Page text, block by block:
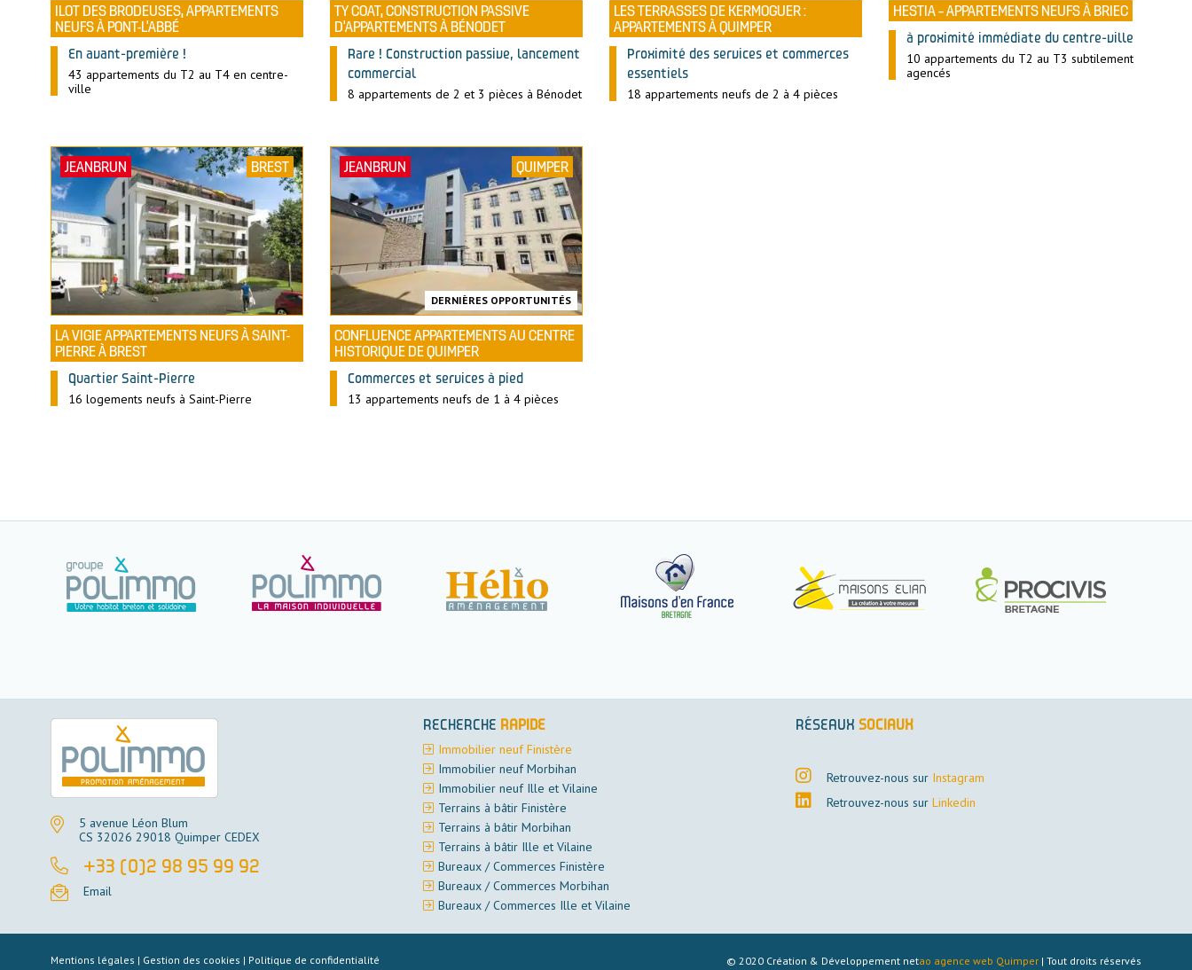
ILOT DES BRODEUSES, APPARTEMENTS
NEUFS À PONT-L’ABBÉ
En avant-première !
43 appartements du T2 au T4 en centre-
ville
TY COAT, CONSTRUCTION PASSIVE
D’APPARTEMENTS À BÉNODET
Rare ! Construction passive, lancement
commercial
8 appartements de 2 et 3 pièces à Bénodet
LES TERRASSES DE KERMOGUER :
APPARTEMENTS À QUIMPER
Proximité des services et commerces
essentiels
18 appartements neufs de 2 à 4 pièces
HESTIA – APPARTEMENTS NEUFS À BRIEC
à proximité immédiate du centre-ville
10 appartements du T2 au T3 subtilement
agencés
JEANBRUN BREST
LA VIGIE APPARTEMENTS NEUFS À SAINT-
PIERRE À BREST
Quartier Saint-Pierre
16 logements neufs à Saint-Pierre
JEANBRUN
DERNIÈRES OPPORTUNITÉS
QUIMPER
CONFLUENCE APPARTEMENTS AU CENTRE
HISTORIQUE DE QUIMPER
Commerces et services à pied
13 appartements neufs de 1 à 4 pièces
5 avenue Léon Blum
CS 32026 29018 Quimper CEDEX
+33 (0)2 98 95 99 92
Email
RECHERCHE RAPIDE
Immobilier neuf Finistère
Immobilier neuf Morbihan
Immobilier neuf Ille et Vilaine
Terrains à bâtir Finistère
Terrains à bâtir Morbihan
Terrains à bâtir Ille et Vilaine
Bureaux / Commerces Finistère
Bureaux / Commerces Morbihan
Bureaux / Commerces Ille et Vilaine
RÉSEAUX SOCIAUX
Retrouvez-nous sur Instagram
Retrouvez-nous sur Linkedin
Mentions légales | Gestion des cookies | Politique de confidentialité © 2020 Création & Développement netao agence web Quimper | Tout droits réservés